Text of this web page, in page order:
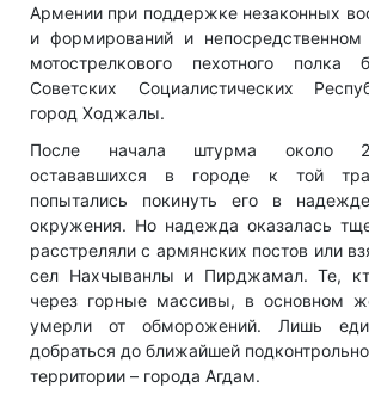
Армении при поддержке незаконных
и формирований и непосредственном
мотострелкового пехотного полка
Советских Социалистических
город Ходжалы.
После начала штурма около
остававшихся в городе к той
попытались покинуть его в
окружения. Но надежда оказалась
расстреляли с армянских постов или
сел Нахчыванлы и Пирджамал. Те,
через горные массивы, в основном
умерли от обморожений. Лишь
добраться до ближайшей
территории – города Агдам.